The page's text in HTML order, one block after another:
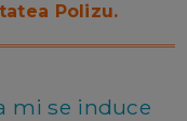
Polizu.
mi se induce